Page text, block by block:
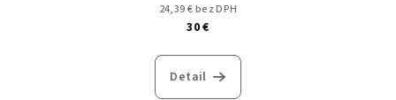
24,39 € bez DPH
30 €
Detail